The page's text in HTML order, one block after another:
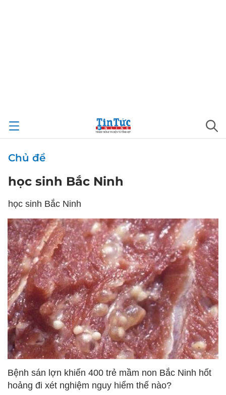
Chủ đề
học sinh Bắc Ninh
học sinh Bắc Ninh
Bệnh sán lợn khiến 400 trẻ mầm non Bắc Ninh hốt
hoảng đi xét nghiệm nguy hiểm thế nào?